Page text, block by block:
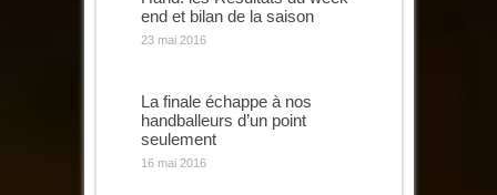
end et bilan de la saison
23 mai 2016
La finale échappe à nos
handballeurs d’un point
seulement
16 mai 2016